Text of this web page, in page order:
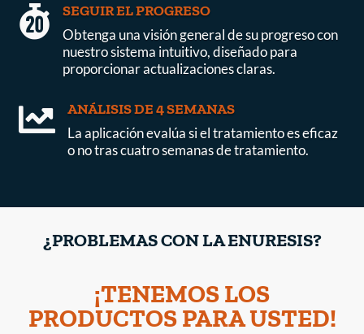
 SEGUIR EL PROGRESO
Obtenga una visión general de su progreso con
nuestro sistema intuitivo, diseñado para
proporcionar actualizaciones claras.
 ANÁLISIS DE 4 SEMANAS
La aplicación evalúa si el tratamiento es eficaz
o no tras cuatro semanas de tratamiento.
¿PROBLEMAS CON LA ENURESIS?
¡TENEMOS LOS
PRODUCTOS PARA USTED!